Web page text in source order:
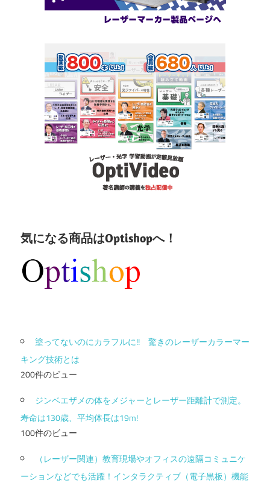
気になる商品はOptishopへ！
塗ってないのにカラフルに!! 驚きのレーザーカラーマー
キング技術とは
200件のビュー
ジンベエザメの体をメジャーとレーザー距離計で測定。
寿命は130歳、平均体長は19m!
100件のビュー
（レーザー関連）教育現場やオフィスの遠隔コミュニケ
ーションなどでも活躍！インタラクティブ（電子黒板）機能